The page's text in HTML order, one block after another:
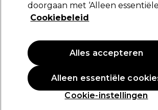
36,29 €
PROMOTIE
doorgaan met ‘Alleen essentiële
Cookiebeleid
Cookie-instellingen
Alleen essentiële
Alles accepteren